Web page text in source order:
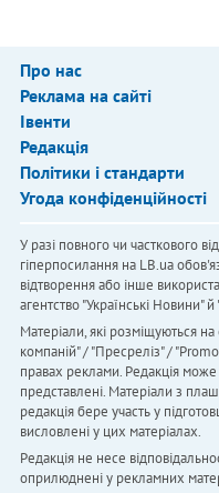
Про нас
Реклама на сайті
Івенти
Редакція
Політики і стандарти
Угода конфіденційності
У разі повного чи часткового
гіперпосилання на LB.ua
відтворення або інше
агентство "Українськi Новини"
Матеріали, які розміщуються
компаній" / "Пресреліз" /
правах реклами. Редакція може
представлені. Матеріали з
редакція бере участь у
висловлені у цих матеріалах.
Редакція не несе
оприлюднені у рекламних